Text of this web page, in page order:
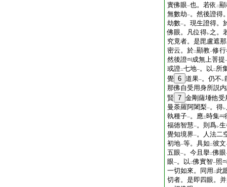
實佛眼一也。若依 二
無數劫一。然後證得
劫數一。現生證得。
佛眼。凡位得レ之。
究竟者。是毘盧遮
密云。於二顯教一修
然後證
成無上菩提
或證二七地一。以 二 所
覺 6 道果一。仍不 レ
那佛自受用身所説
賢 7 金剛薩埵他受
曼荼羅阿闍梨一。得レ
執種子一。應三時集
福徳智慧一。則爲レ生
覺知境界一。人法二
初地一等。具如 二彼文
五眼一。今且擧二佛眼
眼一。以 二佛實智一照
一切如來。同用 二 此
切者。是即四眼。